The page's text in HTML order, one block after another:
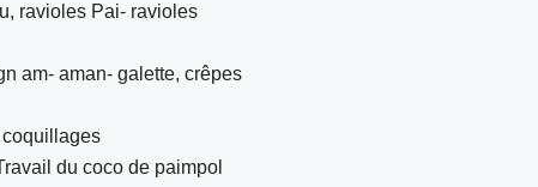
ravioles Pai- ravioles
am- aman- galette, crêpes
du coco de paimpol